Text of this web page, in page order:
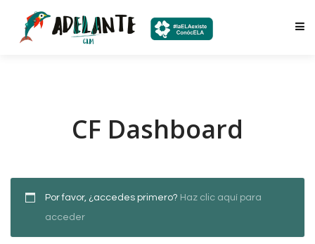
CF Dashboard
Por favor, ¿accedes primero? Haz clic aquí para
acceder